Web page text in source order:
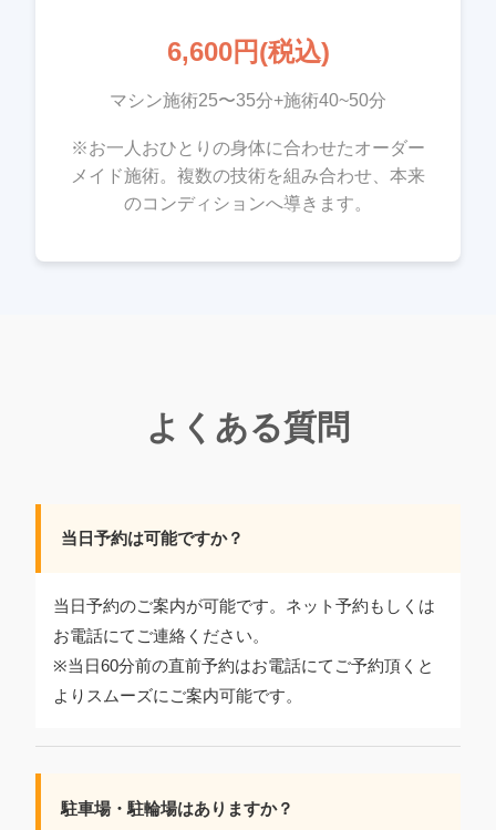
6,600円(税込)
マシン施術25〜35分+施術40~50分
※お一人おひとりの身体に合わせたオーダー
メイド施術。複数の技術を組み合わせ、本来
のコンディションへ導きます。
よくある質問
当日予約は可能ですか？
当日予約のご案内が可能です。ネット予約もしくは
お電話にてご連絡ください。
※当日60分前の直前予約はお電話にてご予約頂くと
よりスムーズにご案内可能です。
駐車場・駐輪場はありますか？